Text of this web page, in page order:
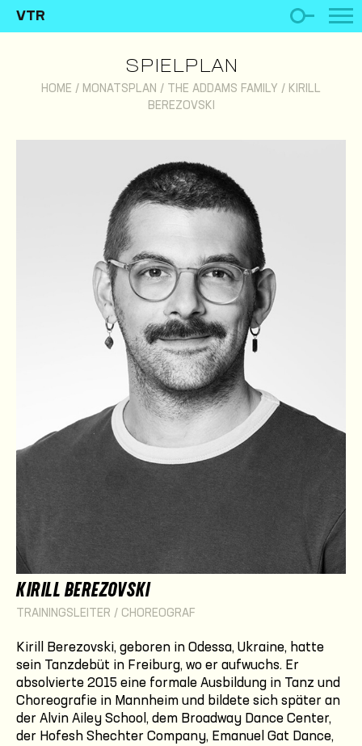
VTR
SPIELPLAN
HOME / MONATSPLAN / THE ADDAMS FAMILY / KIRILL
BEREZOVSKI
KIRILL BEREZOVSKI
TRAININGSLEITER / CHOREOGRAF
Kirill Berezovski, geboren in Odessa, Ukraine, hatte
sein Tanzdebüt in Freiburg, wo er aufwuchs. Er
absolvierte 2015 eine formale Ausbildung in Tanz und
Choreografie in Mannheim und bildete sich später an
der Alvin Ailey School, dem Broadway Dance Center,
der Hofesh Shechter Company, Emanuel Gat Dance,